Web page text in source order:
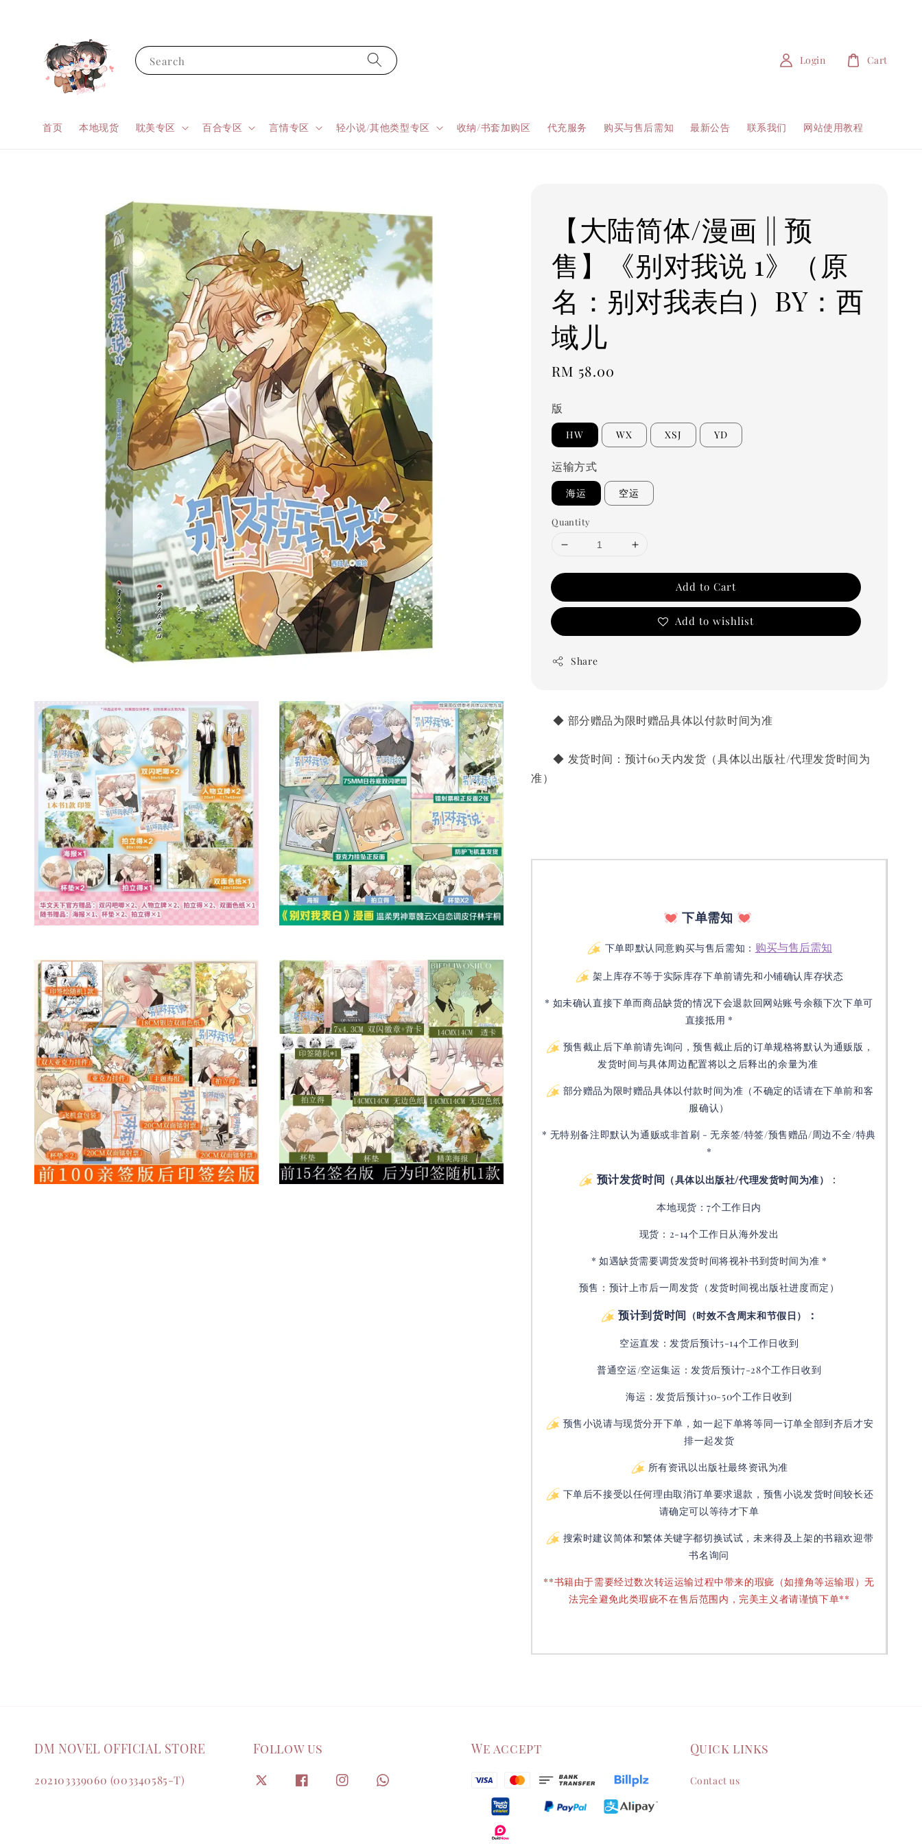
Search
首页 本地现货 耽美专区 百合专区 言情专区 轻小说/其他类型专区 收纳/书套加购区 代充服务 购买与售后需知 最新公告 联系我们 网站使用教程
Login Cart
【大陆简体/漫画 || 预
售】《别对我说 1》（原
名：别对我表白）BY：西
域儿
Regular
RM 58.00
版
HW WX XSJ YD
运输方式
海运 空运
Quantity
Add to Cart
Add to wishlist
Share
◆ 部分赠品为限时赠品具体以付款时间为准
◆ 发货时间：预计60天内发货（具体以出版社/代理发货时间为
准）
下单需知
下单即默认同意购买与售后需知： 购买与售后需知
架上库存不等于实际库存下单前请先和小铺确认库存状态
* 如未确认直接下单而商品缺货的情况下会退款回网站账号余额下次下单可
直接抵用 *
预售截止后下单前请先询问，预售截止后的订单规格将默认为通贩版，
发货时间与具体周边配置将以之后释出的余量为准
部分赠品为限时赠品具体以付款时间为准（不确定的话请在下单前和客
服确认）
* 无特别备注即默认为通贩或非首刷 - 无亲签/特签/预售赠品/周边不全/特典
*
预计发货时间 （具体以出版社/代理发货时间为准） ：
本地现货：7个工作日内
现货：2-14个工作日从海外发出
* 如遇缺货需要调货发货时间将视补书到货时间为准 *
预售：预计上市后一周发货（发货时间视出版社进度而定 ）
预计到货时间 （时效不含周末和节假日） ：
空运直发：发货后预计5-14个工作日收到
普通空运/空运集运：发货后预计7-28个工作日收到
海运：发货后预计30-50个工作日收到
预售小说请与现货分开下单，如一起下单将等同一订单全部到齐后才安
排一起发货
所有资讯以出版社最终资讯为准
下单后不接受以任何理由取消订单要求退款，预售小说发货时间较长还
请确定可以等待才下单
搜索时建议简体和繁体关键字都切换试试，未来得及上架的书籍欢迎带
书名询问
**书籍由于需要经过数次转运运输过程中带来的瑕疵（如撞角等运输瑕）无
法完全避免此类瑕疵不在售后范围内，完美主义者请谨慎下单**
DM NOVEL OFFICIAL STORE
202103339060 (003340585-T)
Follow us We accept Quick links
Contact us